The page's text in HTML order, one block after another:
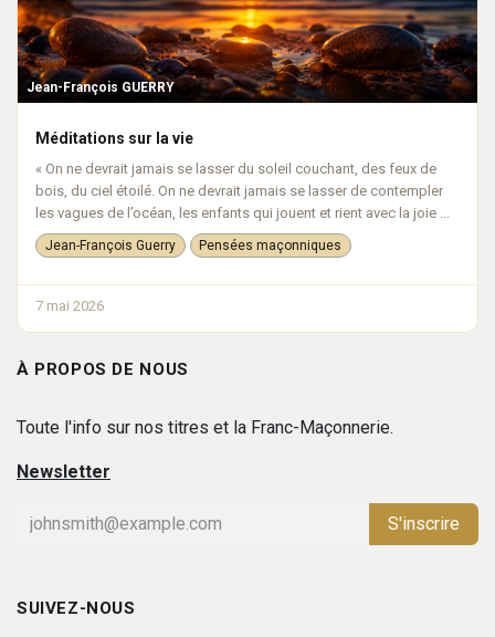
Jean-François GUERRY
Méditations sur la vie
« On ne devrait jamais se lasser du soleil couchant, des feux de
bois, du ciel étoilé. On ne devrait jamais se lasser de contempler
les vagues de l’océan, les enfants qui jouent et rient avec la joie ...
Jean-François Guerry Pensées maçonniques
7 mai 2026
À PROPOS DE NOUS
Toute l'info sur nos titres et la Franc-Maçonnerie.
Newsletter
S'inscrire
SUIVEZ-NOUS